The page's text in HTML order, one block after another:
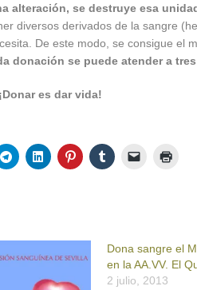
alteración, se destruye esa
diversos derivados de la sangre
De este modo, se consigue el
donación se puede atender a
es dar vida!
Dona sangre el
en la AA.VV. El
2 julio, 2013